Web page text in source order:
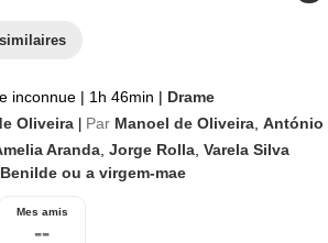
inconnue | 1h 46min | Drame
Oliveira Par Manoel de Oliveira António
Aranda Jorge Rolla Varela Silva
Benilde ou a virgem-mae
Mes amis
--